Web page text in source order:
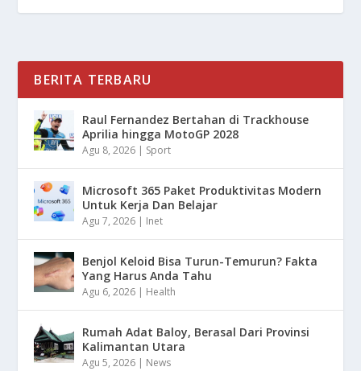
BERITA TERBARU
Raul Fernandez Bertahan di Trackhouse
Aprilia hingga MotoGP 2028
Agu 8, 2026 | Sport
Microsoft 365 Paket Produktivitas Modern
Untuk Kerja Dan Belajar
Agu 7, 2026 | Inet
Benjol Keloid Bisa Turun-Temurun? Fakta
Yang Harus Anda Tahu
Agu 6, 2026 | Health
Rumah Adat Baloy, Berasal Dari Provinsi
Kalimantan Utara
Agu 5, 2026 | News